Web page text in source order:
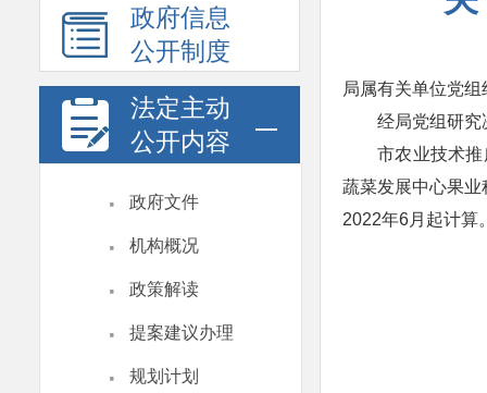
政府信息
公开制度
法定主动
公开内容
· 政府文件
· 机构概况
· 政策解读
· 提案建议办理
· 规划计划
局属有关单位党组
经局党组研究
市农业技术
蔬菜发展中心果
2022年6月起计算